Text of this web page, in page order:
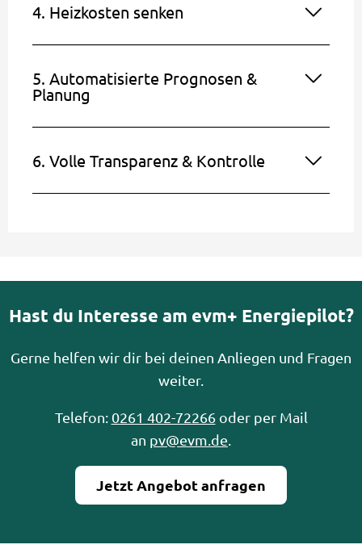
4. Heizkosten senken
5. Automatisierte Prognosen &
Planung
6. Volle Transparenz & Kontrolle
Hast du Interesse am evm+ Energiepilot?
Gerne helfen wir dir bei deinen Anliegen und Fragen
weiter.
Telefon: 0261 402-72266oder per Mail
an pv@evm.de
Jetzt Angebot anfragen